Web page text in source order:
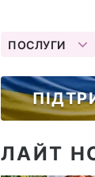
ПОСЛУГИ
ЛАЙТ